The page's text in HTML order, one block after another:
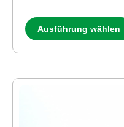
Ausführung wählen